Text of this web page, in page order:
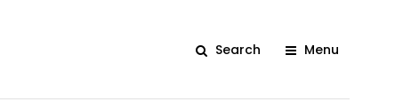
Search Menu